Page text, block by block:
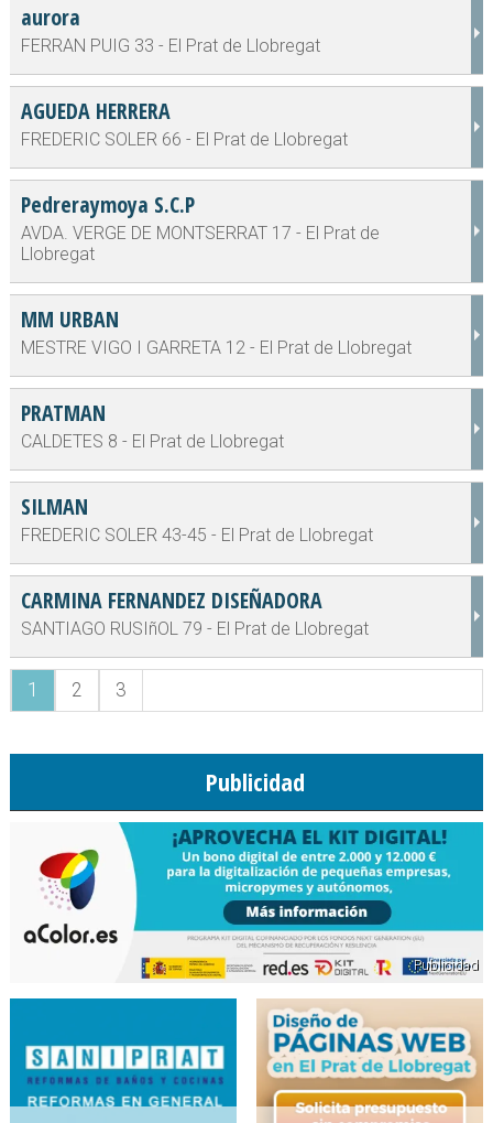
aurora
FERRAN PUIG 33 - El Prat de Llobregat
AGUEDA HERRERA
FREDERIC SOLER 66 - El Prat de Llobregat
Pedreraymoya S.C.P
AVDA. VERGE DE MONTSERRAT 17 - El Prat de
Llobregat
MM URBAN
MESTRE VIGO I GARRETA 12 - El Prat de Llobregat
PRATMAN
CALDETES 8 - El Prat de Llobregat
SILMAN
FREDERIC SOLER 43-45 - El Prat de Llobregat
CARMINA FERNANDEZ DISEÑADORA
SANTIAGO RUSIñOL 79 - El Prat de Llobregat
1 2 3
Publicidad